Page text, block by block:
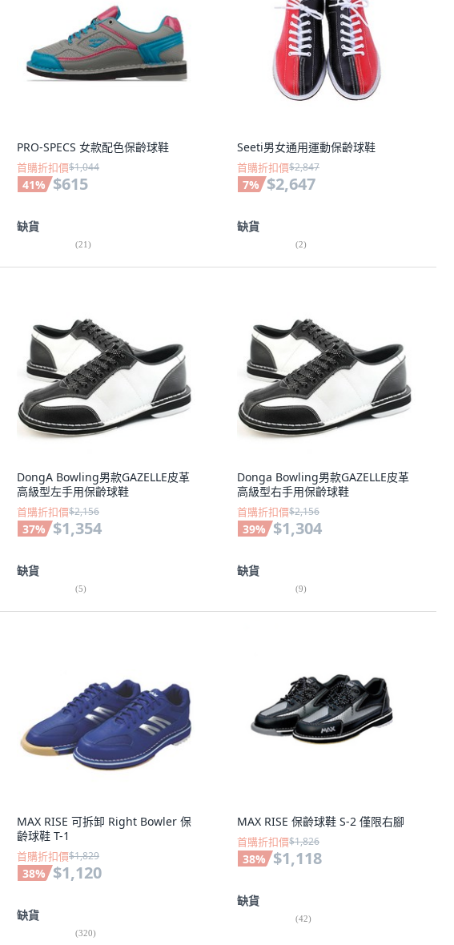
PRO-SPECS 女款配色保齡球鞋
首購折扣價$1,044
41% $615
缺貨
(21)
Seeti男女通用運動保齡球鞋
首購折扣價$2,847
7% $2,647
缺貨
(2)
DongA Bowling男款GAZELLE皮革
高級型左手用保齡球鞋
首購折扣價$2,156
37% $1,354
缺貨
(5)
Donga Bowling男款GAZELLE皮革
高級型右手用保齡球鞋
首購折扣價$2,156
39% $1,304
缺貨
(9)
MAX RISE 可拆卸 Right Bowler 保
齡球鞋 T-1
首購折扣價$1,829
38% $1,120
缺貨
(320)
MAX RISE 保齡球鞋 S-2 僅限右腳
首購折扣價$1,826
38% $1,118
缺貨
(42)